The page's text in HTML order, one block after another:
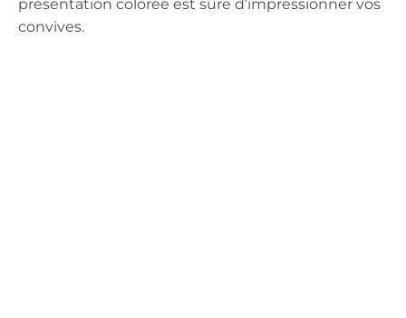
présentation colorée est sûre d’impressionner vos
convives.